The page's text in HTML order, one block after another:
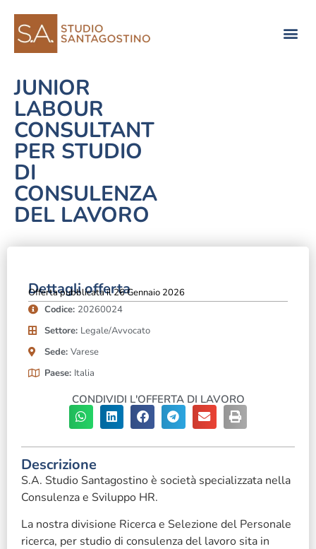
JUNIOR
LABOUR
CONSULTANT
PER STUDIO
DI
CONSULENZA
DEL LAVORO
Dettagli offerta
Offerta pubblicata il 26 Gennaio 2026
Codice: 20260024
Settore: Legale/Avvocato
Sede: Varese
Paese: Italia
CONDIVIDI L'OFFERTA DI LAVORO
Descrizione
S.A. Studio Santagostino è società specializzata nella
Consulenza e Sviluppo HR.
La nostra divisione Ricerca e Selezione del Personale
ricerca, per studio di consulenza del lavoro sita in